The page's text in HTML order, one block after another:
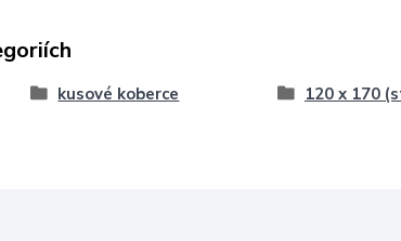
kusové koberce 120 x 170